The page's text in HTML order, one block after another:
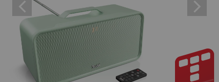
tutaj za pomocą jednego kliknięcia. Kliknięcie na treść
oznacza wyrażenie zgody na wyświetlanie treści
zewnętrznych. Oznacza to, że dane osobowe mogą być
przesyłane do platform osób trzecich. Więcej informacji
na ten temat można znaleźć w naszej polityce
prywatności.